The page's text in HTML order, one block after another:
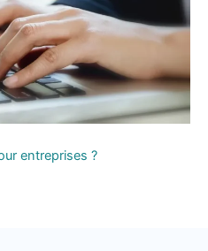
entreprises ?